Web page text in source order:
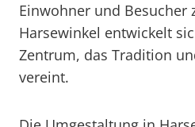
Einwohner und Besucher
Harsewinkel entwickelt
Zentrum, das Tradition
vereint.